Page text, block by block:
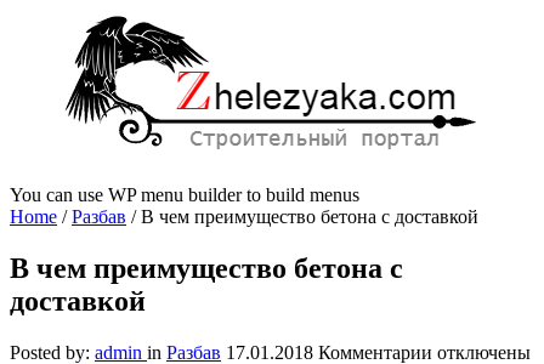
You can use WP menu builder to build menus
Home /Разбав /В чем преимущество бетона с доставкой
В чем преимущество бетона с
доставкой
Posted by: admin in Разбав 17.01.2018 Комментарии котключены